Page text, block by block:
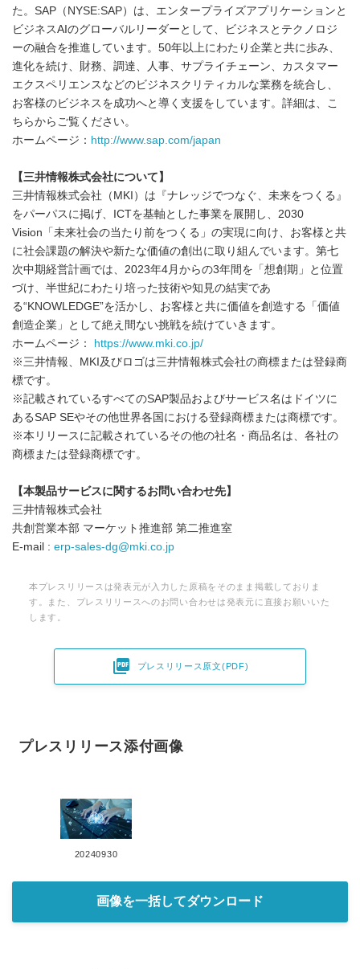
た。SAP（NYSE:SAP）は、エンタープライズアプリケーションと
ビジネスAIのグローバルリーダーとして、ビジネスとテクノロジ
ーの融合を推進しています。50年以上にわたり企業と共に歩み、
進化を続け、財務、調達、人事、サプライチェーン、カスタマー
エクスペリエンスなどのビジネスクリティカルな業務を統合し、
お客様のビジネスを成功へと導く支援をしています。詳細は、こ
ちらからご覧ください。
ホームページ： http://www.sap.com/japan
【三井情報株式会社について】
三井情報株式会社（MKI）は『ナレッジでつなぐ、未来をつくる』
をパーパスに掲げ、ICTを基軸とした事業を展開し、2030
Vision「未来社会の当たり前をつくる」の実現に向け、お客様と共
に社会課題の解決や新たな価値の創出に取り組んでいます。第七
次中期経営計画では、2023年4月からの3年間を「想創期」と位置
づけ、半世紀にわたり培った技術や知見の結実であ
る“KNOWLEDGE”を活かし、お客様と共に価値を創造する「価値
創造企業」として絶え間ない挑戦を続けていきます。
ホームページ：
https://www.mki.co.jp/
※三井情報、MKI及びロゴは三井情報株式会社の商標または登録商
標です。
※記載されているすべてのSAP製品およびサービス名はドイツに
あるSAP SEやその他世界各国における登録商標または商標です。
※本リリースに記載されているその他の社名・商品名は、各社の
商標または登録商標です。
【本製品サービスに関するお問い合わせ先】
三井情報株式会社
共創営業本部 マーケット推進部 第二推進室
E-mail : erp-sales-dg@mki.co.jp
本プレスリリースは発表元が入力した原稿をそのまま掲載しておりま
す。また、プレスリリースへのお問い合わせは発表元に直接お願いいた
します。
 プレスリリース原文(PDF)
プレスリリース添付画像
20240930
画像を一括してダウンロード